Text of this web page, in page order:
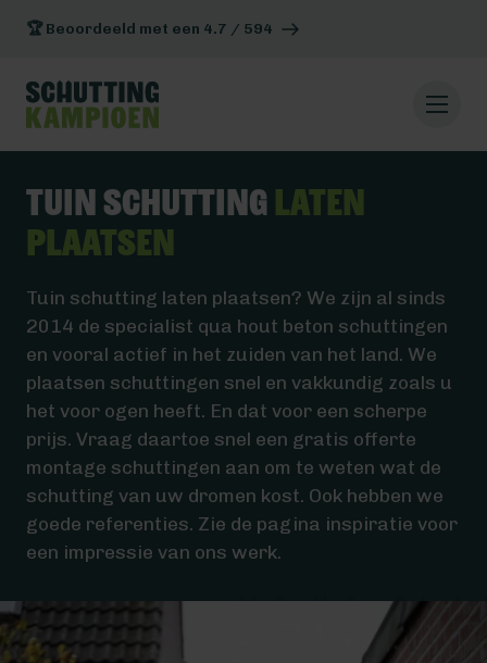
🏆 Beoordeeld met een 4.7 / 594
Tuin schutting laten
plaatsen
Tuin schutting laten plaatsen? We zijn al sinds
2014 de specialist qua hout beton schuttingen
en vooral actief in het zuiden van het land. We
plaatsen schuttingen snel en vakkundig zoals u
het voor ogen heeft. En dat voor een scherpe
prijs. Vraag daartoe snel een gratis offerte
montage schuttingen aan om te weten wat de
schutting van uw dromen kost. Ook hebben we
goede referenties. Zie de pagina inspiratie voor
een impressie van ons werk.